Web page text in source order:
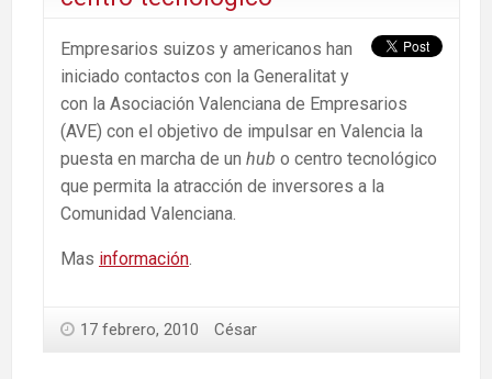
Empresarios suizos y americanos han
iniciado contactos con la Generalitat y
con la Asociación Valenciana de Empresarios
(AVE) con el objetivo de impulsar en Valencia la
puesta en marcha de un hub o centro tecnológico
que permita la atracción de inversores a la
Comunidad Valenciana.
Mas información.
17 febrero, 2010 César